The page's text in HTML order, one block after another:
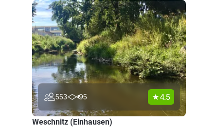
553 95 4.5
Weschnitz (Einhausen)